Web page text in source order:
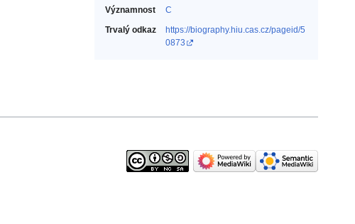
Významnost
C
Trvalý odkaz
https://biography.hiu.cas.cz/pageid/5
0873